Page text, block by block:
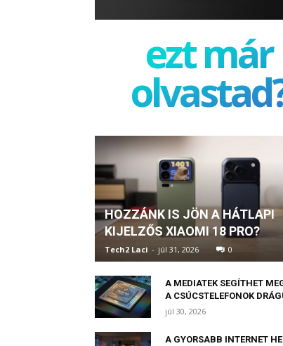
ezt már
HOZZÁNK IS JÖN A HÁTLAPI
KIJELZŐS XIAOMI 18 PRO?
Tech2 Laci - júl 31, 2026 0
A MEDIATEK SEGÍTHET
A CSÚCSTELEFONOK
júl 30, 2026
A GYORSABB INTERNET